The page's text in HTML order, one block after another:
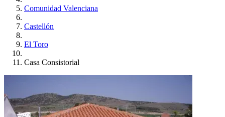
Comunidad Valenciana
Castellón
El Toro
Casa Consistorial